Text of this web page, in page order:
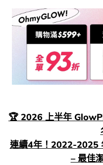
🏆 2026 上半年
連續4年！2022-2025
– 最佳